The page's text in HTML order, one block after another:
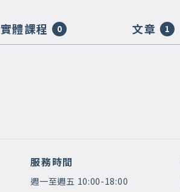
實體課程 0 文章 1
服務時間
週一至週五 10:00-18:00